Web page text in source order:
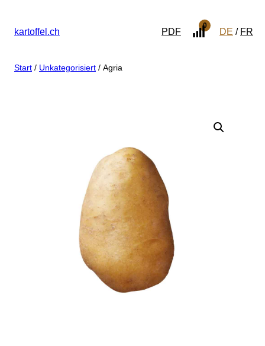
kartoffel.ch PDF
0
DE FR
Start / Unkategorisiert / Agria